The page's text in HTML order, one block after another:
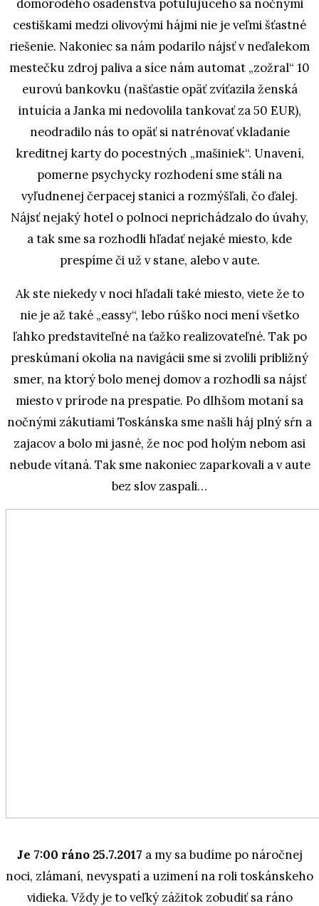
domorodého osadenstva potulujúceho sa nočnými
cestiškami medzi olivovými hájmi nie je veľmi šťastné
riešenie. Nakoniec sa nám podarilo nájsť v neďalekom
mestečku zdroj paliva a síce nám automat „zožral“ 10
eurovú bankovku (našťastie opäť zvíťazila ženská
intuícia a Janka mi nedovolila tankovať za 50 EUR),
neodradilo nás to opäť si natrénovať vkladanie
kreditnej karty do pocestných „mašiniek“. Unavení,
pomerne psychycky rozhodení sme stáli na
vyľudnenej čerpacej stanici a rozmýšľali, čo ďalej.
Nájsť nejaký hotel o polnoci neprichádzalo do úvahy,
a tak sme sa rozhodli hľadať nejaké miesto, kde
prespíme či už v stane, alebo v aute.
Ak ste niekedy v noci hľadali také miesto, viete že to
nie je až také „eassy“, lebo rúško noci mení všetko
ľahko predstaviteľné na ťažko realizovateľné. Tak po
preskúmaní okolia na navigácii sme si zvolili približný
smer, na ktorý bolo menej domov a rozhodli sa nájsť
miesto v prírode na prespatie. Po dlhšom motaní sa
nočnými zákutiami Toskánska sme našli háj plný sŕn a
zajacov a bolo mi jasné, že noc pod holým nebom asi
nebude vítaná. Tak sme nakoniec zaparkovali a v aute
bez slov zaspali…
Je 7:00 ráno 25.7.2017 a my sa budíme po náročnej
noci, zlámaní, nevyspatí a uzimení na roli toskánskeho
vidieka. Vždy je to veľký zážitok zobudiť sa ráno